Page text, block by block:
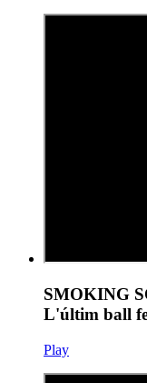
SMOKING
L'últim ball
Play